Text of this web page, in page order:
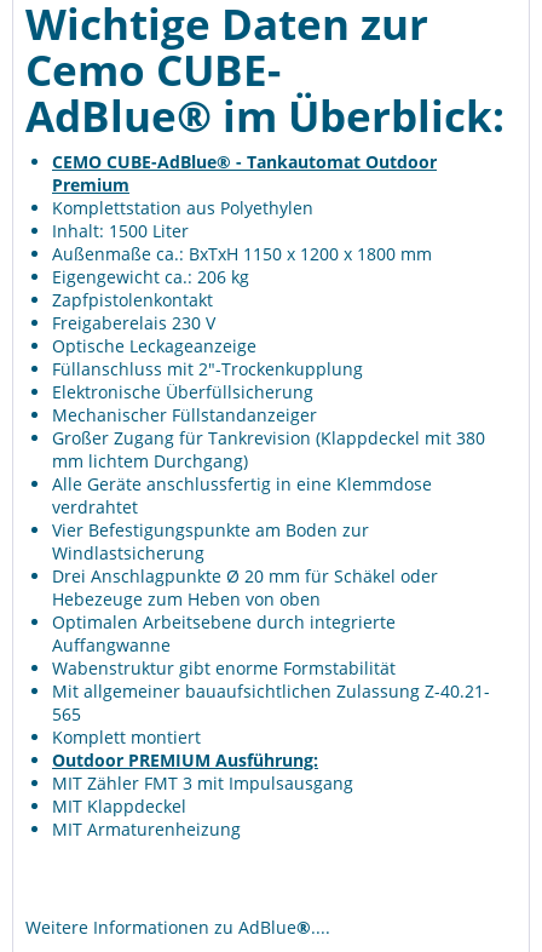
Wichtige Daten zur
Cemo CUBE-
AdBlue® im Überblick:
CEMO CUBE-AdBlue® - Tankautomat Outdoor
Premium
Komplettstation aus Polyethylen
Inhalt: 1500 Liter
Außenmaße ca.: BxTxH 1150 x 1200 x 1800 mm
Eigengewicht ca.: 206 kg
Zapfpistolenkontakt
Freigaberelais 230 V
Optische Leckageanzeige
Füllanschluss mit 2"-Trockenkupplung
Elektronische Überfüllsicherung
Mechanischer Füllstandanzeiger
Großer Zugang für Tankrevision (Klappdeckel mit 380
mm lichtem Durchgang)
Alle Geräte anschlussfertig in eine Klemmdose
verdrahtet
Vier Befestigungspunkte am Boden zur
Windlastsicherung
Drei Anschlagpunkte Ø 20 mm für Schäkel oder
Hebezeuge zum Heben von oben
Optimalen Arbeitsebene durch integrierte
Auffangwanne
Wabenstruktur gibt enorme Formstabilität
Mit allgemeiner bauaufsichtlichen Zulassung Z-40.21-
565
Komplett montiert
Outdoor PREMIUM Ausführung:
MIT Zähler FMT 3 mit Impulsausgang
MIT Klappdeckel
MIT Armaturenheizung
Weitere Informationen zu AdBlue®....